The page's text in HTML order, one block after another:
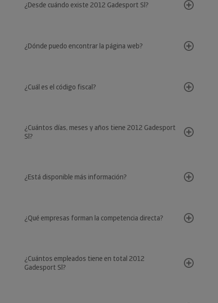
¿Desde cuándo existe 2012 Gadesport Sl?
¿Dónde puedo encontrar la página web?
¿Cuál es el código fiscal?
¿Cuántos días, meses y años tiene 2012 Gadesport
Sl?
¿Está disponible más información?
¿Qué empresas forman la competencia directa?
¿Cuántos empleados tiene en total 2012
Gadesport Sl?